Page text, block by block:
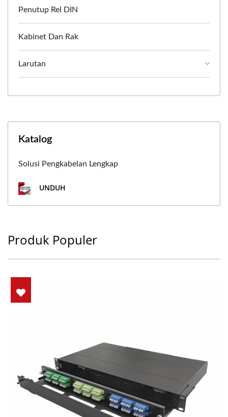
Penutup Rel DIN
Kabinet Dan Rak
Larutan
Katalog
Solusi Pengkabelan Lengkap
UNDUH
Produk Populer